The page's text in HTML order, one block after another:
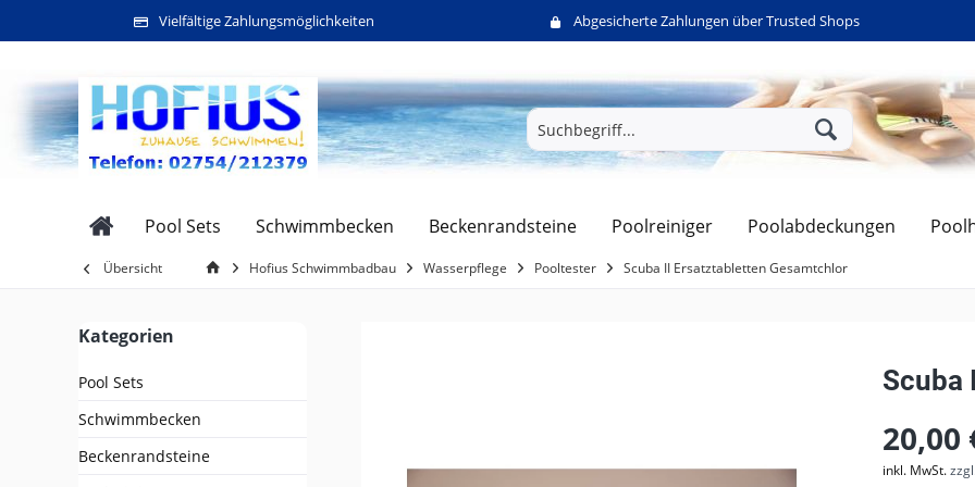
Vielfältige Zahlungsmöglichkeiten Abgesicherte Zahlungen über Trusted Shops
Pool Sets Schwimmbecken Beckenrandsteine Poolreiniger Poolabdeckungen
Übersicht Hofius Schwimmbadbau Wasserpflege Pooltester Scuba II Ersatztabletten Gesamtchlor
Kategorien
Pool Sets
Schwimmbecken
Beckenrandsteine
Scuba
20,00
inkl. MwSt.